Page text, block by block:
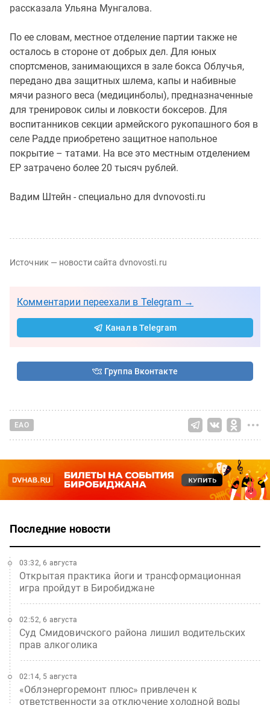
рассказала Ульяна Мунгалова.
По ее словам, местное отделение партии также не
осталось в стороне от добрых дел. Для юных
спортсменов, занимающихся в зале бокса Облучья,
передано два защитных шлема, капы и набивные
мячи разного веса (медицинболы), предназначенные
для тренировок силы и ловкости боксеров. Для
воспитанников секции армейского рукопашного боя в
селе Радде приобретено защитное напольное
покрытие – татами. На все это местным отделением
ЕР затрачено более 20 тысяч рублей.
Вадим Штейн - специально для dvnovosti.ru
Источник — новости сайта dvnovosti.ru
Комментарии переехали в Telegram →
Канал в Telegram
Группа Вконтакте
ЕАО
Последние новости
Открытая практика йоги и трансформационная
игра пройдут в Биробиджане
03:32, 6 августа
Суд Смидовичского района лишил водительских
прав алкоголика
02:52, 6 августа
«Облэнергоремонт плюс» привлечен к
ответственности за отключение холодной воды
02:14, 5 августа